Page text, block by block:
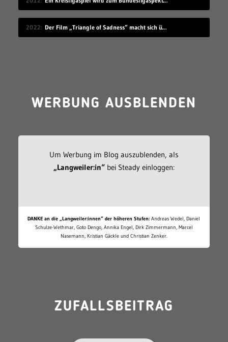
2022 Der Film „Triangle of Sadness“ macht sich über die reiche Elite lustig
WERBUNG AUSBLENDEN
Um Werbung im Blog auszublenden, als
„Langweiler:in“bei Steady einloggen:
DANKE an die „Langweiler:innen“ der höheren Stufen: Andreas Wedel, Daniel
Schulze-Wethmar, Goto Dengo, Annika Engel, Dirk Zimmermann, Marcel
Nasemann, Kristian Gäckle und Christian Zenker.
ZUFALLSBEITRAG